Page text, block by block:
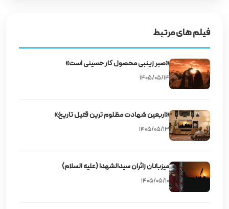
فیلم های مرتبط
«صبر زینبی محصول کار حسینی است»
۱۴۰۵/۰۵/۱۴
«اربعین شهادت مظلوم‌ ترین قتیل تاریخ»
۱۴۰۵/۰۵/۱۳
میزبانان زائران سیدالشهدا (علیه‌ السلام)
۱۴۰۵/۰۵/۱۰